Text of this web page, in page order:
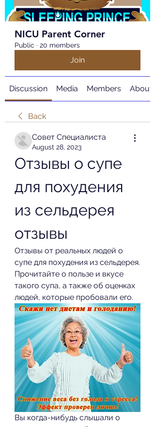
NICU Parent Corner
Public · 20 members
Join
Discussion Media Members About
Back
Совет Специалиста
August 28, 2023
Отзывы о супе
для похудения
из сельдерея
отзывы
Отзывы от реальных людей о
супе для похудения из сельдерея.
Прочитайте о пользе и вкусе
такого супа, а также об оценках
людей, которые пробовали его.
Вы когда-нибудь слышали о